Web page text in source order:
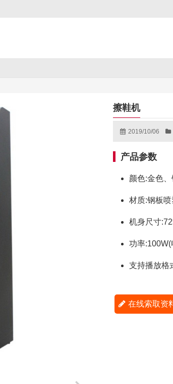
擦鞋机
2019/10/06
产品参数
颜色:金色
材质:钢板喷
机身尺寸
功率
支持播放格
在线索取资